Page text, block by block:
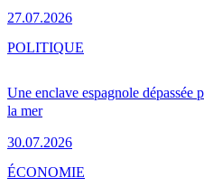
27.07.2026
Une enclave espagnole
la mer
30.07.2026
POLITIQUE
ÉCONOMIE